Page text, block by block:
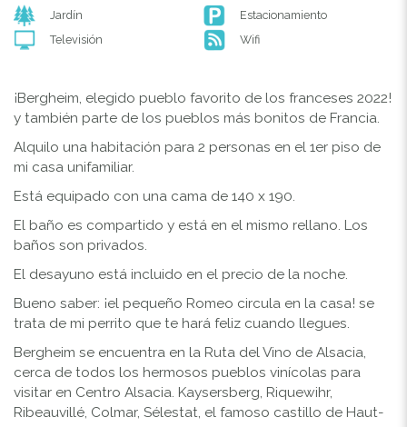
Jardín
Estacionamiento
Televisión
Wifi
¡Bergheim, elegido pueblo favorito de los franceses 2022!
y también parte de los pueblos más bonitos de Francia.
Alquilo una habitación para 2 personas en el 1er piso de
mi casa unifamiliar.
Está equipado con una cama de 140 x 190.
El baño es compartido y está en el mismo rellano. Los
baños son privados.
El desayuno está incluido en el precio de la noche.
Bueno saber: ¡el pequeño Romeo circula en la casa! se
trata de mi perrito que te hará feliz cuando llegues.
Bergheim se encuentra en la Ruta del Vino de Alsacia,
cerca de todos los hermosos pueblos vinícolas para
visitar en Centro Alsacia. Kaysersberg, Riquewihr,
Ribeauvillé, Colmar, Sélestat, el famoso castillo de Haut-